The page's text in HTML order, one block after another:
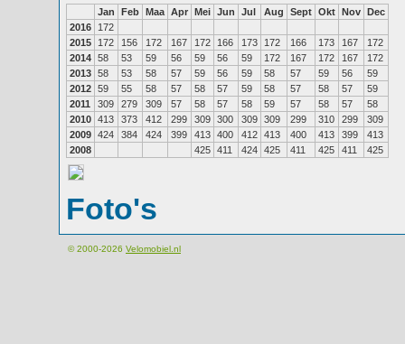
Jan Feb Maa Apr Mei Jun Jul Aug Sept Okt Nov Dec
2016
172
2015
172 156 172 167 172 166 173 172 166 173 167
172
2014 58 53 59 56 59 56 59 172 167 172 167
172
2013 58 53 58 57 59 56 59 58 57 59 56
59
2012 59 55 58 57 58 57 59 58 57 58 57
59
2011
309 279 309 57 58 57 58 59 57 58 57
58
2010 413 373 412 299 309 300 309 309 299 310 299
309
2009 424 384 424 399 413 400 412 413 400 413 399
413
2008
425 411 424 425 411 425 411 425
Foto's
© 2000-2026 Velomobiel.nl